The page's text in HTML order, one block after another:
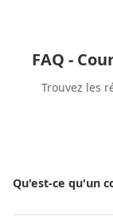
FAQ -
Trouvez les
Qu'est-ce qu'un